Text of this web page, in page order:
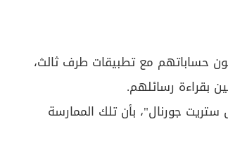
حساباتهم مع تطبيقات طرف ثالث،
بقراءة رسائلهم.
جورنال"، بأن تلك الممارسة